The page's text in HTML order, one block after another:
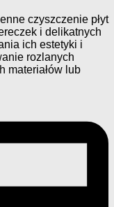
czyszczenie płyt
i delikatnych
ich estetyki i
rozlanych
materiałów lub